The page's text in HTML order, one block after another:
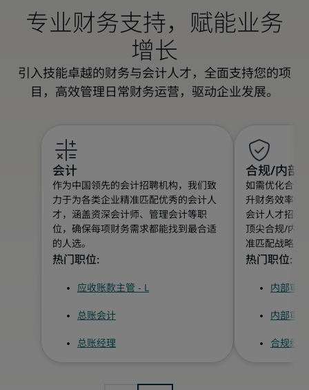
专业财务支持，赋能业务
增长
会计
作为中国领先的会计招聘机构，我们致
力于为各类企业精准匹配优秀的会计人
才，涵盖资深会计师、管理会计等职
位，确保每项财务需求都能找到最合适
的人选。
合规/内部
如需优化合规
升财务效率的
会计人才招聘
顶尖合规/内
准匹配战略目